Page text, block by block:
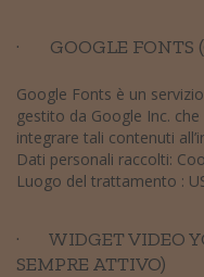
· GOOGLE FONTS
Google Fonts è un
gestito da Google Inc.
integrare tali contenuti
Dati personali raccolti:
Luogo del trattamento :
· WIDGET VIDEO
SEMPRE ATTIVO)